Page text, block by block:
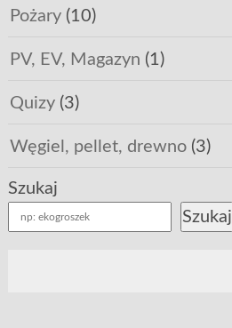
Pożary(10)
PV, EV, Magazyn (1)
Quizy(3)
Węgiel, pellet, drewno(3)
Szukaj
Szukaj